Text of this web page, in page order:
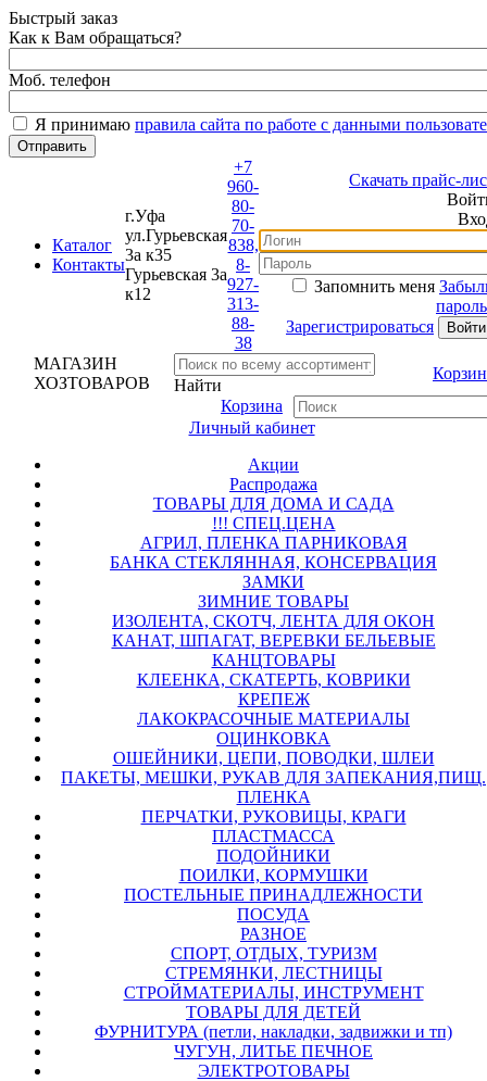
Быстрый заказ
Как к Вам обращаться?
Моб. телефон
Я принимаюправила сайта по работе с данными
Каталог
Контакты
г.Уфа
ул.Гурьевская
3а к35
Гурьевская 3а
к12
+7
960-
80-
70-
838,
8-
927-
313-
88-
38
Скачать прайс-лист
Войти
Вход
Запомнить меня Забыли
пароль?
Зарегистрироваться
МАГАЗИН
ХОЗТОВАРОВ
Найти
Корзина
Корзина
Личный кабинет
Акции
Распродажа
ТОВАРЫ ДЛЯ ДОМА И САДА
!!! СПЕЦ.ЦЕНА
АГРИЛ, ПЛЕНКА ПАРНИКОВАЯ
БАНКА СТЕКЛЯННАЯ, КОНСЕРВАЦИЯ
ЗАМКИ
ЗИМНИЕ ТОВАРЫ
ИЗОЛЕНТА, СКОТЧ, ЛЕНТА ДЛЯ ОКОН
КАНАТ, ШПАГАТ, ВЕРЕВКИ БЕЛЬЕВЫЕ
КАНЦТОВАРЫ
КЛЕЕНКА, СКАТЕРТЬ, КОВРИКИ
КРЕПЕЖ
ЛАКОКРАСОЧНЫЕ МАТЕРИАЛЫ
ОЦИНКОВКА
ОШЕЙНИКИ, ЦЕПИ, ПОВОДКИ, ШЛЕИ
ПАКЕТЫ, МЕШКИ, РУКАВ ДЛЯ ЗАПЕКАНИЯ,ПИЩ.
ПЛЕНКА
ПЕРЧАТКИ, РУКОВИЦЫ, КРАГИ
ПЛАСТМАССА
ПОДОЙНИКИ
ПОИЛКИ, КОРМУШКИ
ПОСТЕЛЬНЫЕ ПРИНАДЛЕЖНОСТИ
ПОСУДА
РАЗНОЕ
СПОРТ, ОТДЫХ, ТУРИЗМ
СТРЕМЯНКИ, ЛЕСТНИЦЫ
СТРОЙМАТЕРИАЛЫ, ИНСТРУМЕНТ
ТОВАРЫ ДЛЯ ДЕТЕЙ
ФУРНИТУРА (петли, накладки, задвижки и тп)
ЧУГУН, ЛИТЬЕ ПЕЧНОЕ
ЭЛЕКТРОТОВАРЫ